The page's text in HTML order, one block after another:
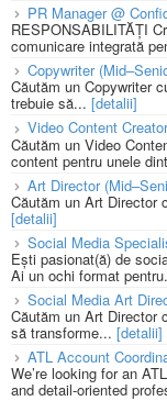
PR Manager @
RESPONSABILITĂȚI
comunicare integrată
Copywriter
Căutăm un Copywriter
trebuie să... [detalii]
Video Content
Căutăm un Video
content pentru unele
Art Director
Căutăm un Art Director
[detalii]
Social Media
Ești pasionat(ă) de
Ai un ochi format
Social Media Art
Căutăm un Art Director
să transforme... [detalii]
ATL Account
We’re looking for an
and detail-oriented